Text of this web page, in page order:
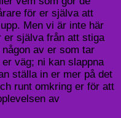
för er själva att
Men vi är inte här
er själva från att stiga
av er som tar
väg; ni kan slappna
ställa in er mer på det
runt omkring er för att
av